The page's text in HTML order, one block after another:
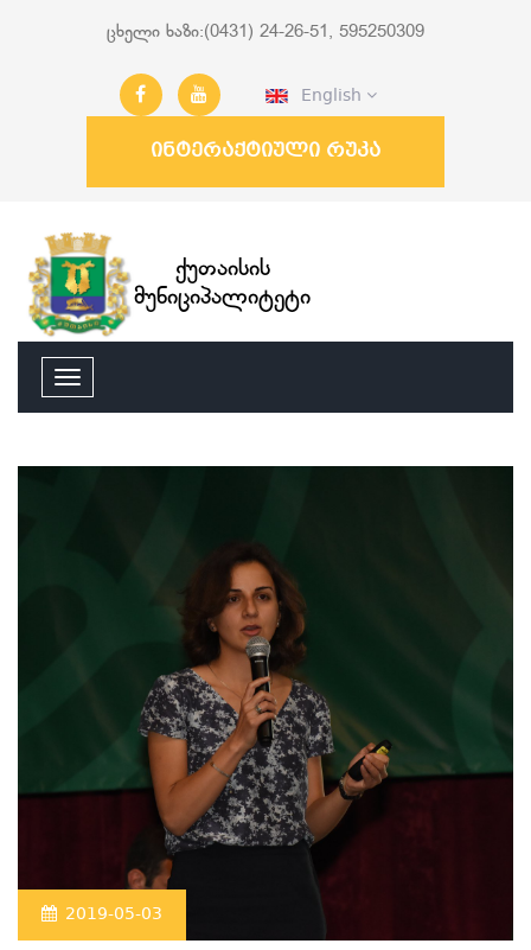
ცხელი ხაზი:(0431) 24-26-51, 595250309
English
ინტერაქტიული რუკა
ქუთაისის
მუნიციპალიტეტი
2019-05-03